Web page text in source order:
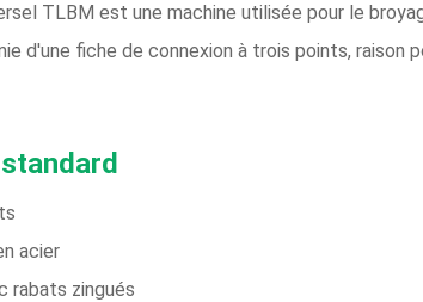
TLBM est une machine utilisée pour le
d'une fiche de connexion à trois points,
acier
rabats zingués